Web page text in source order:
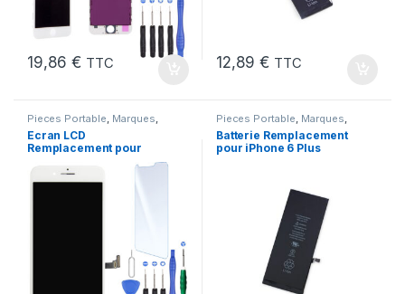
19,86€ TTC 12,89€ TTC
Pieces Portable Marques
iPhone 7 Plus
Ecran LCD
Remplacement pour
KIT Outils
Pieces Portable Marques
iPhone 6 Plus Batteries et
chargeurs,Batteries Apple
Batterie Remplacement
pour iPhone 6 Plus